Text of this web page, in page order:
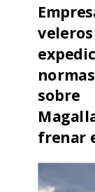
sobre
frenar